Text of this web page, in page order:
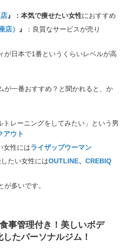
』：本気で痩せたい女性におすすめ
店） 』 ：良質なサービスが売り
が日本で1番というくらいレベルが高
が一番おすすめ？と聞かれると、か
トレーニングをしてみたい」という男
アウト
女性にはライザップウーマン
たい女性にはOUTLINE、 CREBIQ
多いです。
事管理付き！美しいボデ
たパーソナルジム！